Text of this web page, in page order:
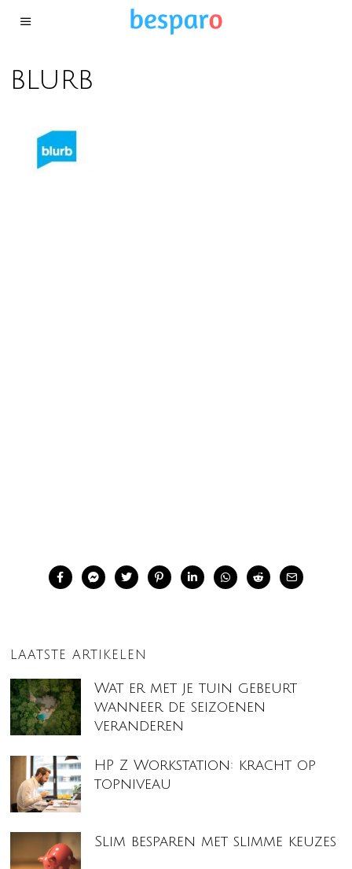
blurb
LAATSTE ARTIKELEN
Wat er met je tuin gebeurt
wanneer de seizoenen
veranderen
HP Z Workstation: kracht op
topniveau
Slim besparen met slimme keuzes